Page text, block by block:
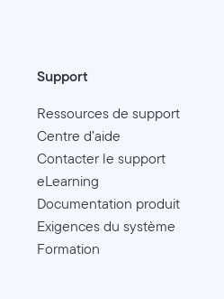
Support
Ressources de support
Centre d’aide
Contacter le support
eLearning
Documentation produit
Exigences du système
Formation